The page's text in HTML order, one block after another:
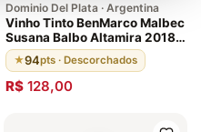
Dominio Del Plata · Argentina
Vinho Tinto BenMarco Malbec
Susana Balbo Altamira 2018
Argentino
★94pts · Descorchados
R$ 128,00